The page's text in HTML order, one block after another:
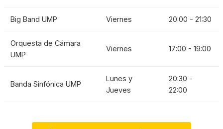
Big Band UMP Viernes 20:00 - 21:30
Orquesta de Cámara
UMP
Viernes 17:00 - 19:00
Banda Sinfónica UMP
Lunes y
Jueves
20:30 -
22:00